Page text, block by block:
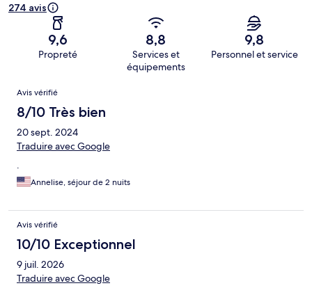
274 avis
9,6
Propreté
8,8
Services et
équipements
9,8
Personnel et service
Avis
Avis vérifié
8/10 Très bien
20 sept. 2024
Traduire avec Google
.
Annelise, séjour de 2 nuits
Avis vérifié
10/10 Exceptionnel
9 juil. 2026
Traduire avec Google